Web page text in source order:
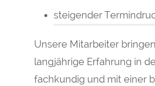
steigender
Unsere Mitarbeiter
langjährige Erfahrung in
fachkundig und mit einer